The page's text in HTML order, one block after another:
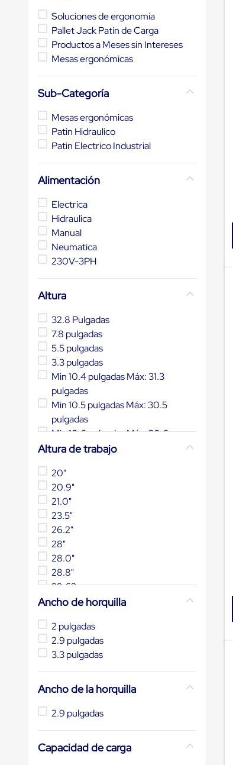
andén
Mecánicas
Pestañas
de
Borde
de
patio
portátiles
Rampas
patio
Retenedores
de
Retenedores
de
con
Transportes
de
Muelle/Andén
Diablito
de
carga
eléctrico
Soluciones de ergonomía
Pallet Jack Patin de Carga
Productos a Meses sin Intereses
Mesas ergonómicas
Sub-Categoría
Mesas ergonómicas
Patin Hidraulico
Patin Electrico Industrial
Alimentación
Electrica
Hidraulica
Manual
Neumatica
230V-3PH
Altura
32.8 Pulgadas
7.8 pulgadas
5.5 pulgadas
3.3 pulgadas
Min 10.4 pulgadas Máx: 31.3
pulgadas
Min 10.5 pulgadas Máx: 30.5
pulgadas
Min 10.6 pulgadas Máx: 30.6
pulgadas
Min 11.3 pulgadas Máx: 34.1
pulgadas
Min 11.5 pulgadas Máx 41.5
pulgadas
Mostrar 20 más
Altura de trabajo
20"
20.9"
21.0"
23.5"
26.2"
28"
28.0"
28.8"
29,63
29.6"
Mostrar 23 más
Ancho de horquilla
2 pulgadas
2.9 pulgadas
3.3 pulgadas
Ancho de la horquilla
2.9 pulgadas
Capacidad de carga